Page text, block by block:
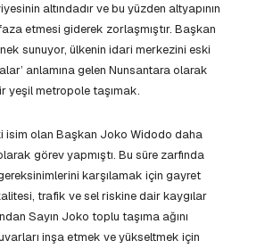
altındadır ve bu yüzden altyapının
etmesi giderek zorlaşmıştır. Başkan
sunuyor, ülkenin idari merkezini eski
anlamına gelen Nunsantara olarak
yeşil metropole taşımak.
isim olan Başkan Joko Widodo daha
görev yapmıştı. Bu süre zarfında
karşılamak için gayret
trafik ve sel riskine dair kaygılar
Sayın Joko toplu taşıma ağını
inşa etmek ve yükseltmek için